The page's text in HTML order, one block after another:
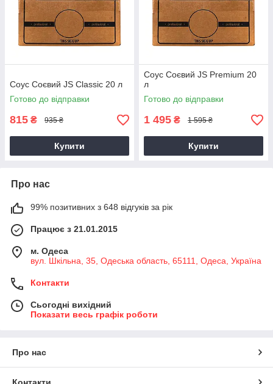
Соус Соєвий JS Classic 20 л
Готово до відправки
815 ₴ 935 ₴
Купити
Соус Соєвий JS Premium 20
л
Готово до відправки
1 495 ₴ 1 595 ₴
Купити
Про нас
99% позитивних з 648 відгуків за рік
Працює з 21.01.2015
м. Одеса
вул. Шкільна, 35, Одеська область, 65111, Одеса, Україна
Контакти
Сьогодні вихідний
Показати весь графік роботи
Про нас